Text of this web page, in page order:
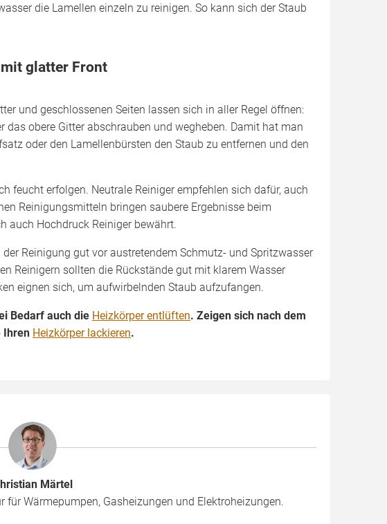
die Lamellen einzeln zu reinigen. So kann sich der Staub
glatter Front
und geschlossenen Seiten lassen sich in aller Regel öffnen:
das obere Gitter abschrauben und wegheben. Damit hat man
oder den Lamellenbürsten den Staub zu entfernen und den
feucht erfolgen. Neutrale Reiniger empfehlen sich dafür, auch
Reinigungsmitteln bringen saubere Ergebnisse beim
auch Hochdruck Reiniger bewährt.
Reinigung gut vor austretendem Schmutz- und Spritzwasser
Reinigern sollten die Rückstände gut mit klarem Wasser
eignen sich, um aufwirbelnden Staub aufzufangen.
Bedarf auch die Heizkörper entlüften. Zeigen sich nach dem
Ihren Heizkörper lackieren.
Märtel
Wärmepumpen, Gasheizungen und Elektroheizungen.